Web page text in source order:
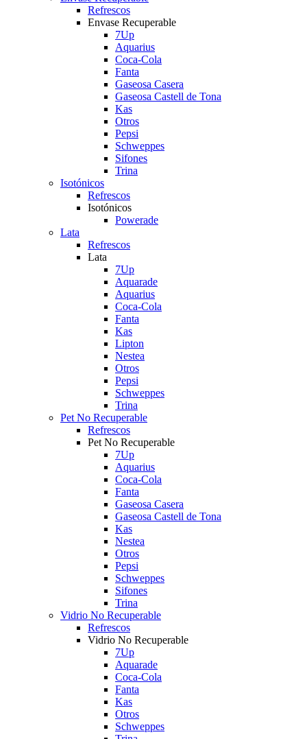
Refrescos
Envase Recuperable
7Up
Aquarius
Coca-Cola
Fanta
Gaseosa Casera
Gaseosa Castell de Tona
Kas
Otros
Pepsi
Schweppes
Sifones
Trina
Isotónicos
Refrescos
Isotónicos
Powerade
Lata
Refrescos
Lata
7Up
Aquarade
Aquarius
Coca-Cola
Fanta
Kas
Lipton
Nestea
Otros
Pepsi
Schweppes
Trina
Pet No Recuperable
Refrescos
Pet No Recuperable
7Up
Aquarius
Coca-Cola
Fanta
Gaseosa Casera
Gaseosa Castell de Tona
Kas
Nestea
Otros
Pepsi
Schweppes
Sifones
Trina
Vidrio No Recuperable
Refrescos
Vidrio No Recuperable
7Up
Aquarade
Coca-Cola
Fanta
Kas
Otros
Schweppes